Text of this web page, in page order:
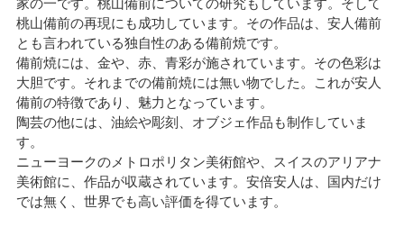
家の一です。桃山備前についての研究もしています。そして
桃山備前の再現にも成功しています。その作品は、安人備前
とも言われている独自性のある備前焼です。
備前焼には、金や、赤、青彩が施されています。その色彩は
大胆です。それまでの備前焼には無い物でした。これが安人
備前の特徴であり、魅力となっています。
陶芸の他には、油絵や彫刻、オブジェ作品も制作していま
す。
ニューヨークのメトロポリタン美術館や、スイスのアリアナ
美術館に、作品が収蔵されています。安倍安人は、国内だけ
では無く、世界でも高い評価を得ています。